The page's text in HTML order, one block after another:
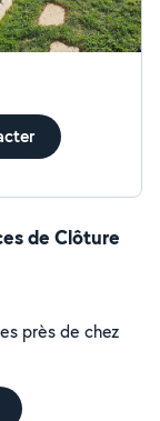
vos
de Clôture
près de chez